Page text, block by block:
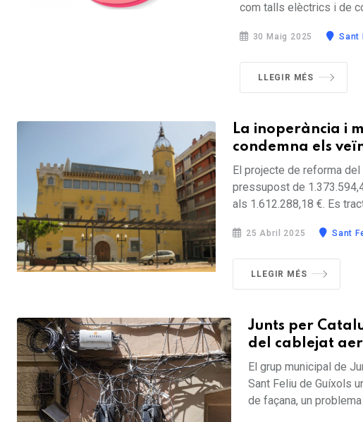
com talls elèctrics i de
30 Maig 2025 Sant
LLEGIR MÉS
La inoperància i
condemna els
El projecte de reforma del
pressupost de
als 1.612.288,18 €. Es
25 Abril 2025 Sant
LLEGIR MÉS
Junts per
del cablejat
El grup municipal de
Sant Feliu de Guíxols
de façana, un problema